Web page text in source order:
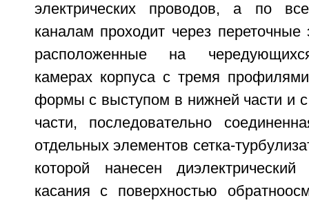
электрических проводов, а по
каналам проходит через переточные
расположенные на
камерах корпуса с тремя
формы с выступом в нижней части и
части, последовательно
отдельных элементов сетка-
которой нанесен
касания с поверхностью